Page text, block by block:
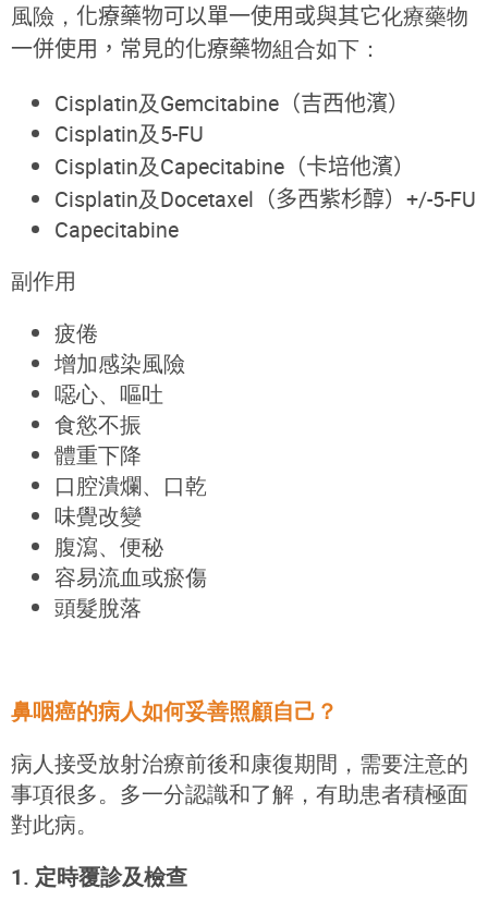
風險， 化療藥物可以單一使用或與其它化療藥物
一併使用，常見的化療藥物組合如下：
Cisplatin及Gemcitabine （吉西他濱）
Cisplatin及5-FU
Cisplatin及Capecitabine （卡培他濱）
Cisplatin及Docetaxel （多西紫杉醇） +/-5-FU
Capecitabine
副作用
疲倦
增加感染風險
噁心、嘔吐
食慾不振
體重下降
口腔潰爛、口乾
味覺改變
腹瀉、便秘
容易流血或瘀傷
頭髮脫落
鼻咽癌的病人如何妥善照顧自己？
病人接受放射治療前後和康復期間，需要注意的
事項很多。多一分認識和了解，有助患者積極面
對此病。
1. 定時覆診及檢查